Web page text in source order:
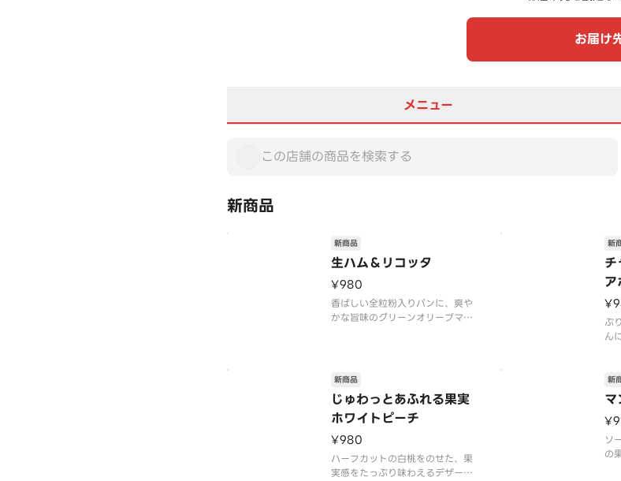
お届け
メニュー
新商品
生ハム＆リコッタ
新商品
¥980
香ばしい全粒粉入りパンに、爽や
かな旨味のグリーンオリーブマヨ
味に、ほのかなミルクの甘味を感
じるリコッタがベストマッチで
す。セミドライトマトの酸味がア
クセントになり、シンプ
新
ぷ
ん
バ
ア
じゅわっとあふれる果実
ホワイトピーチ
新商品
¥980
ハーフカットの白桃をのせた、果
実感をたっぷり味わえるデザート
新
ソ
の